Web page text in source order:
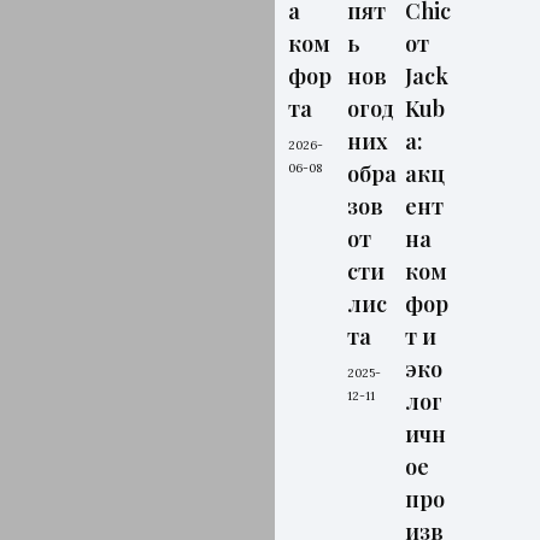
а
ком
фор
та
2026-
06-08
пят
ь
нов
огод
них
обра
зов
от
сти
лис
та
2025-
12-11
Chic
от
Jack
Kub
a:
акц
ент
на
ком
фор
т и
эко
лог
ичн
ое
про
изв